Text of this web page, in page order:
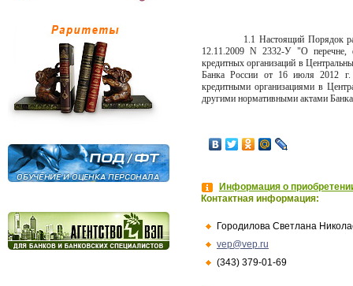
1.1 Настоящий Порядок
12.11.2009 N 2332-У "О перечне,
кредитных организаций в
Банка России от 16 июля 2012 г.
кредитными организациями в
другими нормативными актами
Информация о
Контактная информация:
Городилова Светлана
vep@vep.ru
(343) 379-01-69